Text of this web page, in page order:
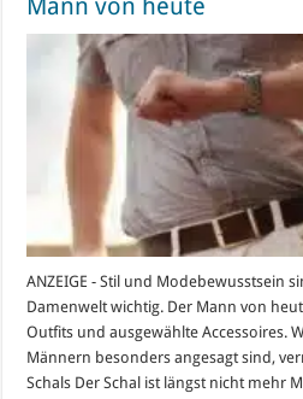
ANZEIGE - Stil und Modebewusstsein
Damenwelt wichtig. Der Mann von
Outfits und ausgewählte Accessoires.
Männern besonders angesagt sind,
Schals Der Schal ist längst nicht mehr